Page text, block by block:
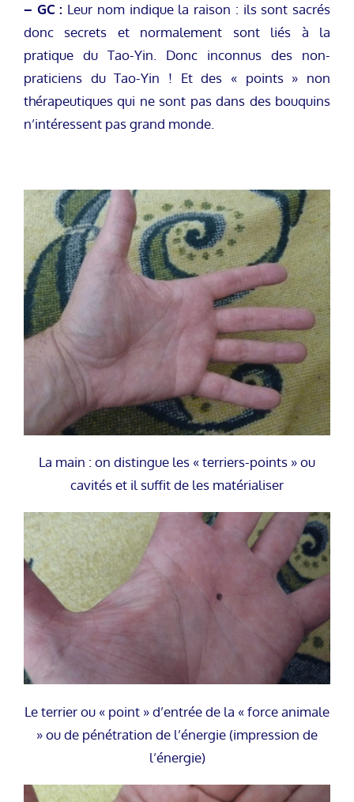
– GC : Leur nom indique la raison : ils sont sacrés
donc secrets et normalement sont liés à la
pratique du Tao-Yin. Donc inconnus des non-
praticiens du Tao-Yin ! Et des « points » non
thérapeutiques qui ne sont pas dans des bouquins
n’intéressent pas grand monde.
La main : on distingue les « terriers-points » ou
cavités et il suffit de les matérialiser
Le terrier ou « point » d’entrée de la « force animale
» ou de pénétration de l’énergie (impression de
l’énergie)